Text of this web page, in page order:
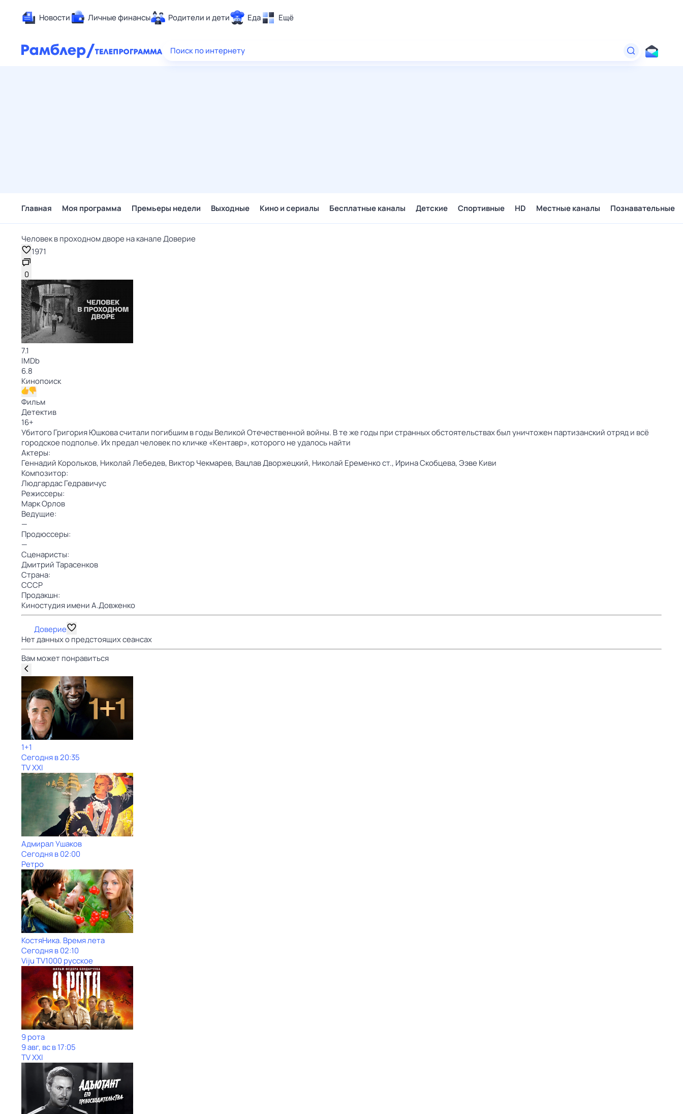
Новости Личные финансы Родители и дети Еда Ещё
Здоровье
Поиск по интернету
Главная Моя программа Премьеры недели Выходные Кино и сериалы Бесплатные каналы Детские Спортивные HD Местные каналы Познавательные
Человек в проходном дворе на канале Доверие
1971
0
7.1
IMDb
6.8
Кинопоиск
Фильм
Детектив
16+
Убитого Григория Юшкова считали погибшим в годы Великой Отечественной войны. В те же годы при странных обстоятельствах был уничтожен партизанский отряд и всё
городское подполье. Их предал человек по кличке «Кентавр», которого не удалось найти
Актеры:
Геннадий Корольков, Николай Лебедев, Виктор Чекмарев, Вацлав Дворжецкий, Николай Еременко ст., Ирина Скобцева,Ээве Киви
Композитор:
Людгардас Гедравичус
Режиссеры:
Марк Орлов
Ведущие:
—
Продюссеры:
—
Сценаристы:
Дмитрий Тарасенков
Страна:
СССР
Продакшн:
Киностудия имени А.Довженко
Доверие
Нет данных о предстоящих сеансах
Вам может понравиться
1+1
Сегодня в 20:35
TV XXI
Адмирал Ушаков
Сегодня в 02:00
Ретро
КостяНика. Время лета
Сегодня в 02:10
Viju TV1000 русское
9 рота
9 авг, вс в 17:05
TV XXI